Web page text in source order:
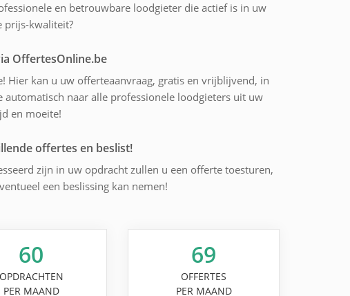
en betrouwbare loodgieter die actief is in uw
prijs-kwaliteit?
OffertesOnline.be
Hier kan u uw offerteaanvraag, gratis en vrijblijvend, in
naar alle professionele loodgieters uit uw
en moeite!
offertes en beslist!
zijn in uw opdracht zullen u een offerte toesturen,
een beslissing kan nemen!
60
OPDRACHTEN
PER MAAND
69
OFFERTES
PER MAAND